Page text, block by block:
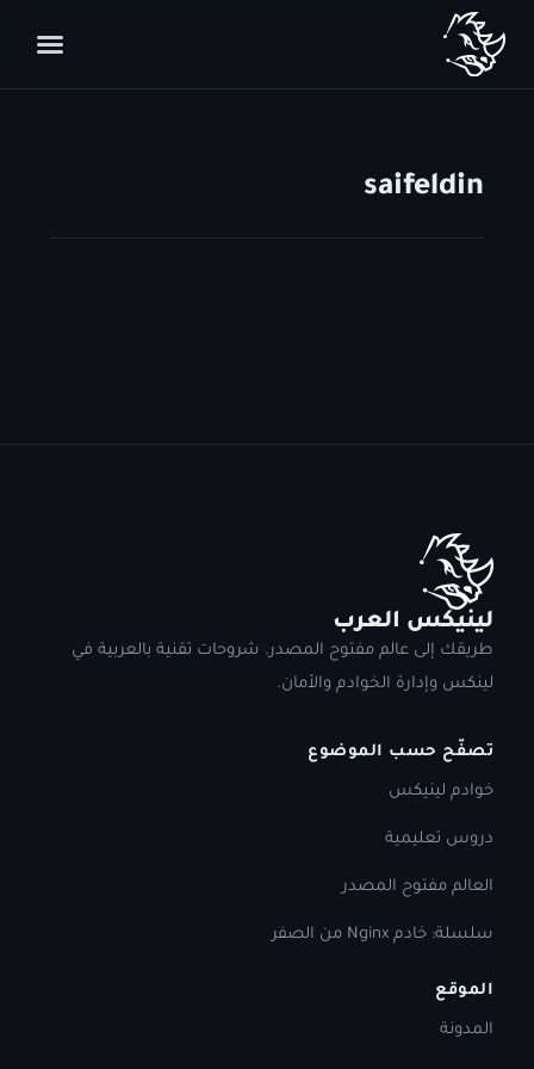
saifeldin
لينيكس العرب
طريقك إلى عالم مفتوح المصدر. شروحات تقنية بالعربية في
لينكس وإدارة الخوادم والأمان.
تصفّح حسب الموضوع
خوادم لينيكس
دروس تعليمية
العالم مفتوح المصدر
سلسلة: خادم Nginx من الصفر
الموقع
المدونة